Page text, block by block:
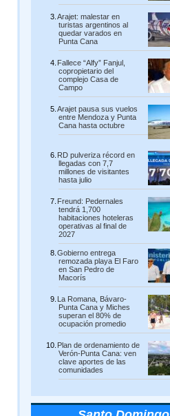
Arajet: malestar en
turistas argentinos al
quedar varados en
Punta Cana
Fallece “Alfy” Fanjul,
copropietario del
complejo Casa de
Campo
Arajet pausa sus vuelos
entre Mendoza y Punta
Cana hasta octubre
RD pulveriza récord en
llegadas con 7,7
millones de visitantes
hasta julio
Freund: Pedernales
tendrá 1,700
habitaciones hoteleras
operativas al final de
2027
Gobierno entrega
remozada playa El Faro
en San Pedro de
Macorís
La Romana, Bávaro-
Punta Cana y Miches
superan el 80% de
ocupación promedio
Plan de ordenamiento de
Verón-Punta Cana: ven
clave aportes de las
comunidades